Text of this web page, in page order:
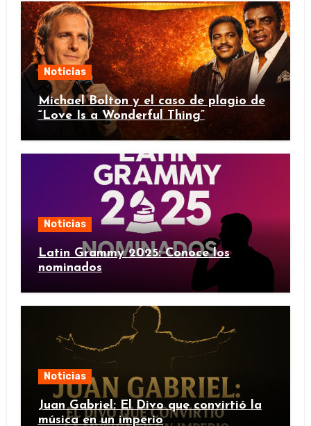
Noticias
Michael Bolton y el caso de plagio de
“Love Is a Wonderful Thing”
Noticias
Latin Grammy 2025: Conoce los
nominados
Noticias
Juan Gabriel: El Divo que convirtió la
música en un imperio